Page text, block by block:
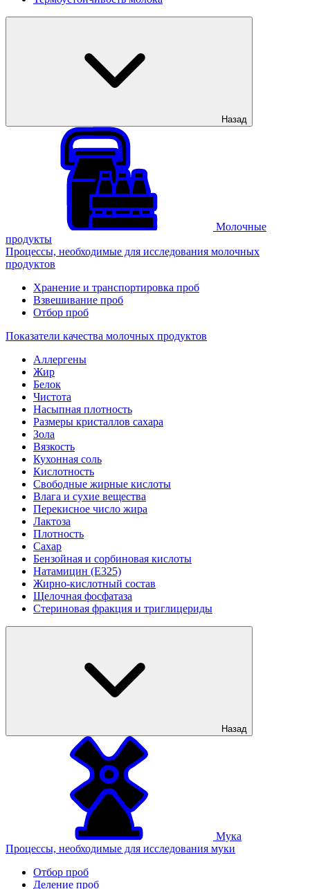
Назад
Молочные
продукты
Процессы, необходимые для исследования молочных
продуктов
Хранение и транспортировка проб
Взвешивание проб
Отбор проб
Показатели качества молочных продуктов
Аллергены
Жир
Белок
Чистота
Насыпная плотность
Размеры кристаллов сахара
Зола
Вязкость
Кухонная соль
Кислотность
Свободные жирные кислоты
Влага и сухие вещества
Перекисное число жира
Лактоза
Плотность
Сахар
Бензойная и сорбиновая кислоты
Натамицин (Е325)
Жирно-кислотный состав
Щелочная фосфатаза
Стериновая фракция и триглицериды
Назад
Мука
Процессы, необходимые для исследования муки
Отбор проб
Деление проб